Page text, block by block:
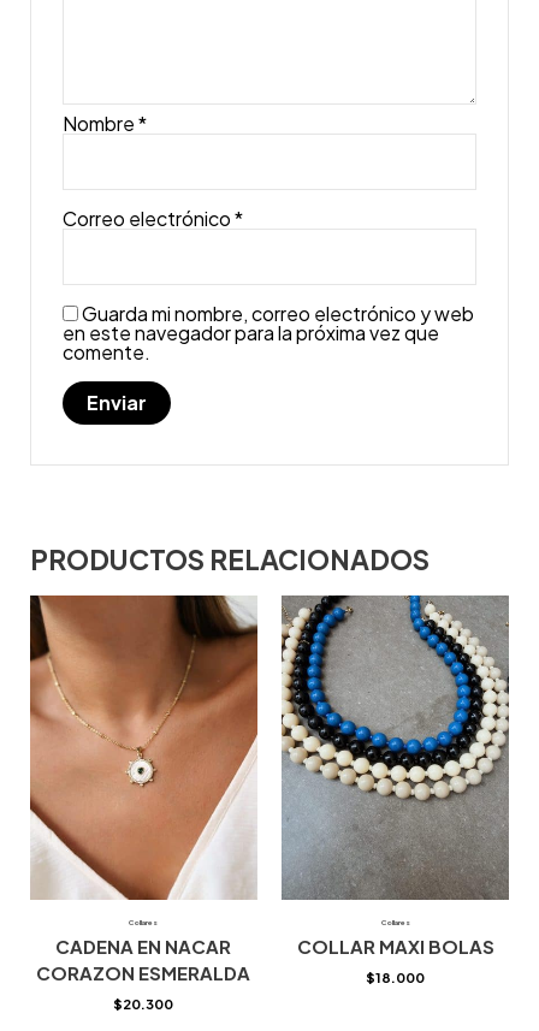
Nombre*
Correo electrónico*
Guarda mi nombre, correo electrónico y web
en este navegador para la próxima vez que
comente.
PRODUCTOS RELACIONADOS
Collares
CADENA EN NACAR
CORAZON ESMERALDA
$20.300
Collares
COLLAR MAXI BOLAS
$18.000